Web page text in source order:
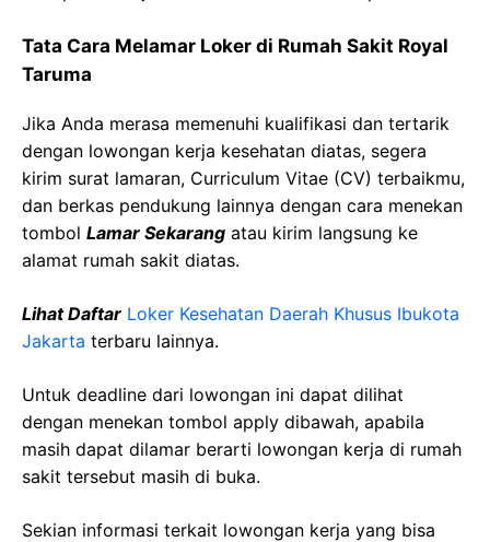
Tata Cara Melamar Loker di Rumah Sakit Royal
Taruma
Jika Anda merasa memenuhi kualifikasi dan tertarik
dengan lowongan kerja kesehatan diatas, segera
kirim surat lamaran, Curriculum Vitae (CV) terbaikmu,
dan berkas pendukung lainnya dengan cara menekan
tombol Lamar Sekarang atau kirim langsung ke
alamat rumah sakit diatas.
Lihat Daftar Loker Kesehatan Daerah Khusus Ibukota
Jakarta terbaru lainnya.
Untuk deadline dari lowongan ini dapat dilihat
dengan menekan tombol apply dibawah, apabila
masih dapat dilamar berarti lowongan kerja di rumah
sakit tersebut masih di buka.
Sekian informasi terkait lowongan kerja yang bisa